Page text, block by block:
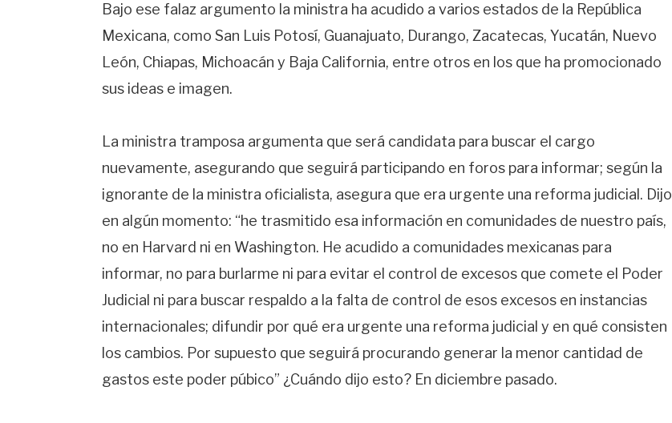
Bajo ese falaz argumento la ministra ha acudido a varios estados de la República
Mexicana, como San Luis Potosí, Guanajuato, Durango, Zacatecas, Yucatán, Nuevo
León, Chiapas, Michoacán y Baja California, entre otros en los que ha promocionado
sus ideas e imagen.
La ministra tramposa argumenta que será candidata para buscar el cargo
nuevamente, asegurando que seguirá participando en foros para informar; según la
ignorante de la ministra oficialista, asegura que era urgente una reforma judicial. Dijo
en algún momento: “he trasmitido esa información en comunidades de nuestro país,
no en Harvard ni en Washington. He acudido a comunidades mexicanas para
informar, no para burlarme ni para evitar el control de excesos que comete el Poder
Judicial ni para buscar respaldo a la falta de control de esos excesos en instancias
internacionales; difundir por qué era urgente una reforma judicial y en qué consisten
los cambios. Por supuesto que seguirá procurando generar la menor cantidad de
gastos este poder púbico” ¿Cuándo dijo esto? En diciembre pasado.